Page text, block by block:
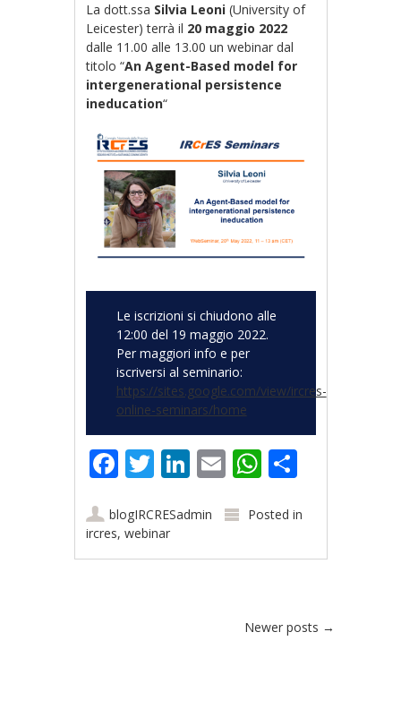
La dott.ssa Silvia Leoni (University of
Leicester) terrà il 20 maggio 2022
dalle 11.00 alle 13.00 un webinar dal
titolo “An Agent-Based model for
intergenerational persistence
ineducation“
Le iscrizioni si chiudono alle
12:00 del 19 maggio 2022.
Per maggiori info e per
iscriversi al seminario:
https://sites.google.com/view/ircres-
online-seminars/home
Facebook
Twitter
LinkedIn
EmailWhatsApp
blogIRCRESadmin
Posted in
ircres,webinar
Newer posts →